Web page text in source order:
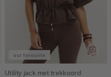
our favourite
Utility jack met trekkoord